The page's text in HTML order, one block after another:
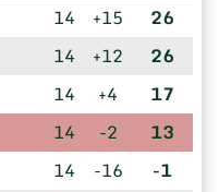
14 +15 26
14 +12 26
14 +4 17
14 -2 13
14 -16 -1